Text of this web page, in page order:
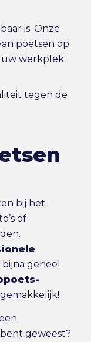
is. Onze
poetsen op
uw werkplek.
tegen de
bij het
of
geheel
geweest?